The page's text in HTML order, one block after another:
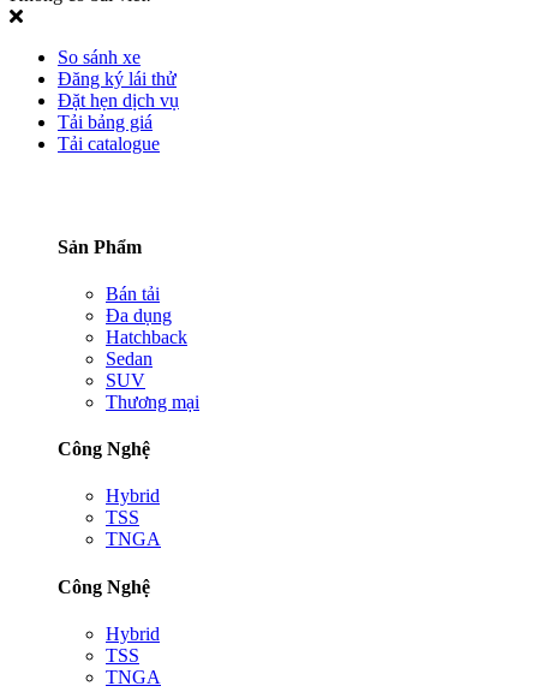
So sánh xe
Đăng ký lái thử
Đặt hẹn dịch vụ
Tải bảng giá
Tải catalogue
Sản Phẩm
Bán tải
Đa dụng
Hatchback
Sedan
SUV
Thương mại
Công Nghệ
Hybrid
TSS
TNGA
Công Nghệ
Hybrid
TSS
TNGA